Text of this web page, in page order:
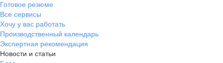
Готовое резюме
Все сервисы
Хочу у вас работать
Производственный календарь
Экспертная рекомендация
Новости и статьи